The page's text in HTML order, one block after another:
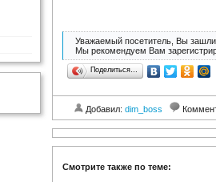
Уважаемый посетитель, Вы зашли
Мы рекомендуем Вам
Поделиться…
Добавил: dim_boss
Смотрите также по теме: